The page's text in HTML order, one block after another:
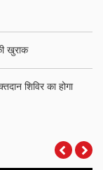
खुराक
शिविर का होगा